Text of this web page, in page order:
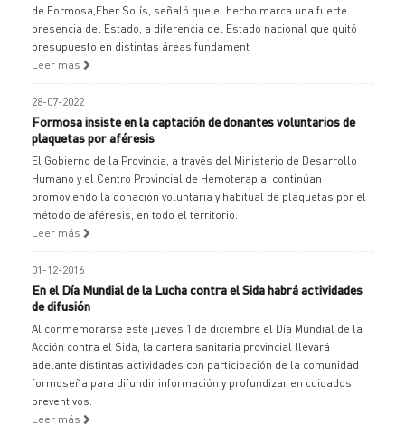
de Formosa,Eber Solís, señaló que el hecho marca una fuerte
presencia del Estado, a diferencia del Estado nacional que quitó
presupuesto en distintas áreas fundament
Leer más
28-07-2022
Formosa insiste en la captación de donantes voluntarios de
plaquetas por aféresis
El Gobierno de la Provincia, a través del Ministerio de Desarrollo
Humano y el Centro Provincial de Hemoterapia, continúan
promoviendo la donación voluntaria y habitual de plaquetas por el
método de aféresis, en todo el territorio.
Leer más
01-12-2016
En el Día Mundial de la Lucha contra el Sida habrá actividades
de difusión
Al conmemorarse este jueves 1 de diciembre el Día Mundial de la
Acción contra el Sida, la cartera sanitaria provincial llevará
adelante distintas actividades con participación de la comunidad
formoseña para difundir información y profundizar en cuidados
preventivos.
Leer más